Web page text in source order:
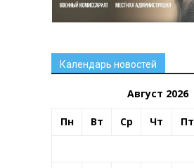
Календарь новостей
Август 2026
Пн Вт Ср Чт Пт